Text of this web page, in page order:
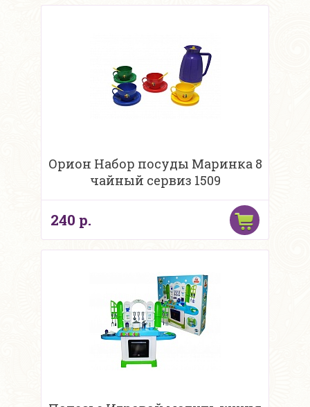
Орион Набор посуды Маринка 8
чайный сервиз 1509
240 р.